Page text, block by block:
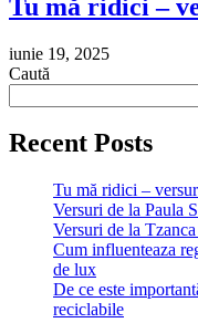
Tu mă ridici –
iunie 19, 2025
Caută
Recent Posts
Tu mă ridici –
Versuri de la Paula
Versuri de la
Cum influenteaza
de lux
De ce este
reciclabile